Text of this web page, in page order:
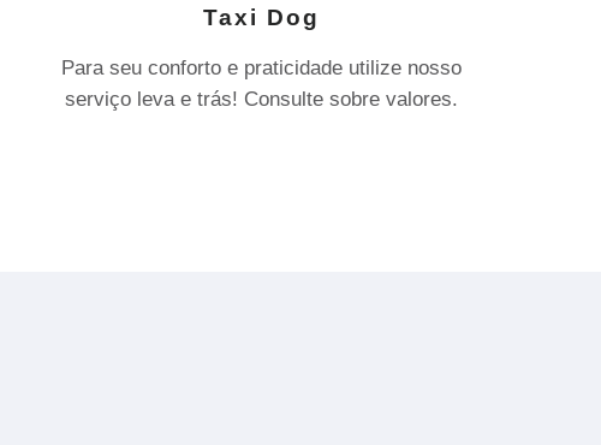
Taxi Dog
Para seu conforto e praticidade utilize nosso
serviço leva e trás! Consulte sobre valores.